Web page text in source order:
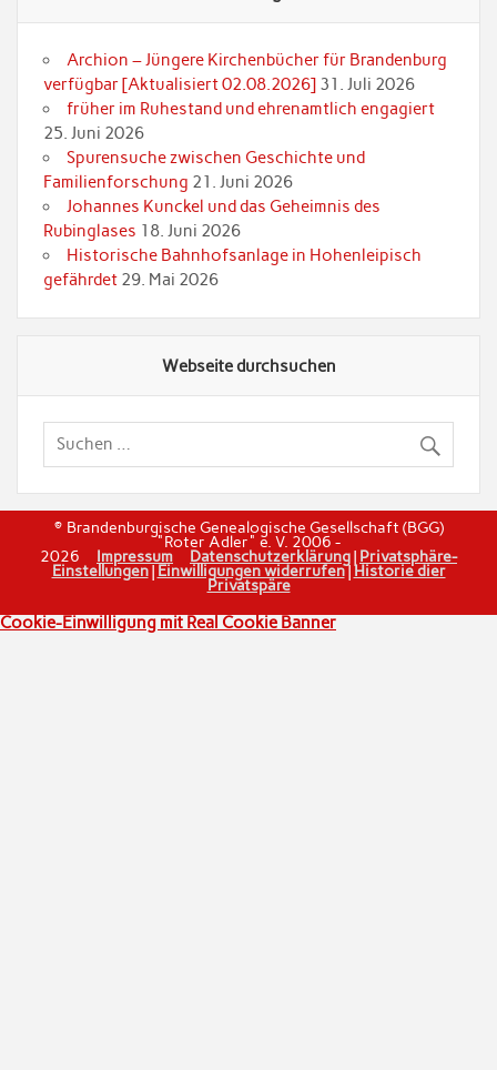
Archion – Jüngere Kirchenbücher für Brandenburg
verfügbar [Aktualisiert 02.08.2026] 31. Juli 2026
früher im Ruhestand und ehrenamtlich engagiert
25. Juni 2026
Spurensuche zwischen Geschichte und
Familienforschung 21. Juni 2026
Johannes Kunckel und das Geheimnis des
Rubinglases 18. Juni 2026
Historische Bahnhofsanlage in Hohenleipisch
gefährdet 29. Mai 2026
Webseite durchsuchen
© Brandenburgische Genealogische Gesellschaft (BGG)
"Roter Adler" e. V. 2006 -
2026 Impressum Datenschutzerklärung| Privatsphäre-
Einstellungen| Einwilligungen widerrufen|Historie dier
Privatspäre
Cookie-Einwilligung mit Real Cookie Banner